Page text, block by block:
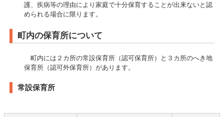
護、疾病等の理由により家庭で十分保育することが出来ないと認
められる場合に限ります。
町内の保育所について
町内には２カ所の常設保育所（認可保育所）と３カ所のへき地
保育所（認可外保育所）があります。
常設保育所